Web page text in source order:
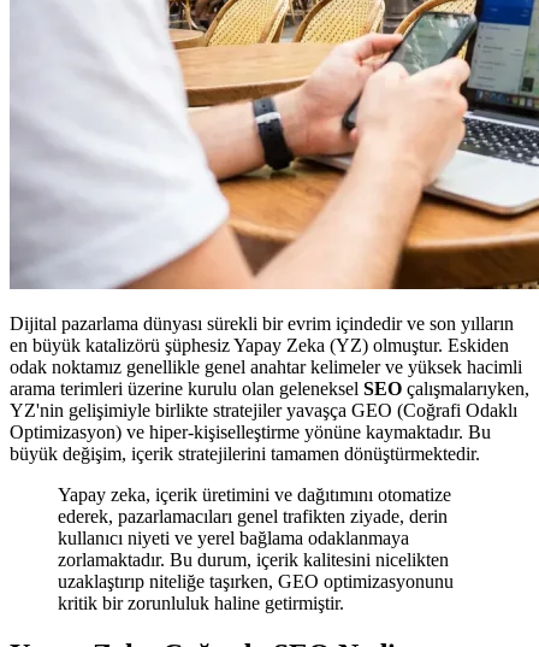
Dijital pazarlama dünyası sürekli bir evrim içindedir ve son yılların
en büyük katalizörü şüphesiz Yapay Zeka (YZ) olmuştur. Eskiden
odak noktamız genellikle genel anahtar kelimeler ve yüksek hacimli
arama terimleri üzerine kurulu olan geleneksel SEO çalışmalarıyken,
YZ'nin gelişimiyle birlikte stratejiler yavaşça GEO (Coğrafi Odaklı
Optimizasyon) ve hiper-kişiselleştirme yönüne kaymaktadır. Bu
büyük değişim, içerik stratejilerini tamamen dönüştürmektedir.
Yapay zeka, içerik üretimini ve dağıtımını otomatize
ederek, pazarlamacıları genel trafikten ziyade, derin
kullanıcı niyeti ve yerel bağlama odaklanmaya
zorlamaktadır. Bu durum, içerik kalitesini nicelikten
uzaklaştırıp niteliğe taşırken, GEO optimizasyonunu
kritik bir zorunluluk haline getirmiştir.